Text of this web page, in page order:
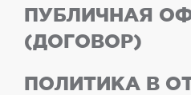
ПУБЛИЧНАЯ
(ДОГОВОР)
ПОЛИТИКА В